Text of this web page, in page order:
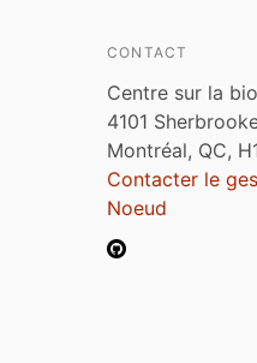
CONTACT
Centre sur la
4101
Montréal, QC,
Contacter le
Noeud